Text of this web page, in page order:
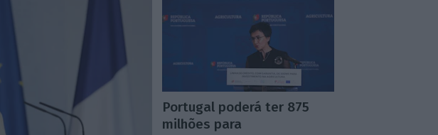
Portugal poderá ter 875
milhões para